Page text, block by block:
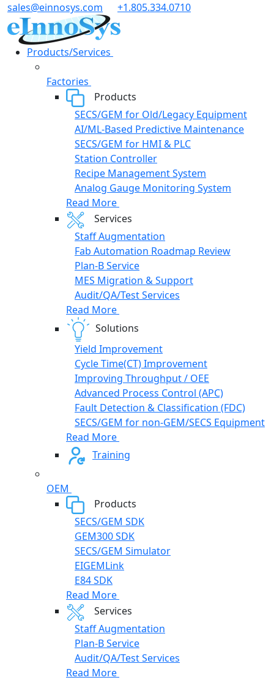
Skip
to
content
sales@einnosys.com +1.805.334.0710
Products/Services
Factories
Products
SECS/GEM for Old/Legacy Equipment
AI/ML-Based Predictive Maintenance
SECS/GEM for HMI & PLC
Station Controller
Recipe Management System
Analog Gauge Monitoring System
Read More
Services
Staff Augmentation
Fab Automation Roadmap Review
Plan-B Service
MES Migration & Support
Audit/QA/Test Services
Read More
Solutions
Yield Improvement
Cycle Time(CT) Improvement
Improving Throughput / OEE
Advanced Process Control (APC)
Fault Detection & Classification (FDC)
SECS/GEM for non-GEM/SECS Equipment
Read More
Training
OEM
Products
SECS/GEM SDK
GEM300 SDK
SECS/GEM Simulator
EIGEMLink
E84 SDK
Read More
Services
Staff Augmentation
Plan-B Service
Audit/QA/Test Services
Read More